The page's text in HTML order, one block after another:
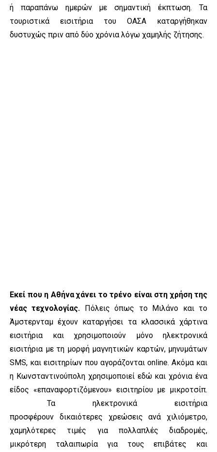
ή παραπάνω ημερών με σημαντική έκπτωση. Τα
τουριστικά εισιτήρια του ΟΑΣΑ καταργήθηκαν
δυστυχώς πριν από δύο χρόνια λόγω χαμηλής ζήτησης.
Εκεί που η Αθήνα χάνει το τρένο είναι στη χρήση της
νέας τεχνολογίας. Πόλεις όπως το Μιλάνο και το
Άμστερνταμ έχουν καταργήσει τα κλασσικά χάρτινα
εισιτήρια και χρησιμοποιούν μόνο ηλεκτρονικά
εισιτήρια με τη μορφή μαγνητικών καρτών, μηνυμάτων
SMS, και εισιτηρίων που αγοράζονται online. Ακόμα και
η Κωνσταντινούπολη χρησιμοποιεί εδώ και χρόνια ένα
είδος «επαναφορτιζόμενου» εισιτηρίου με μικροτσίπ.
Τα ηλεκτρονικά εισιτήρια
προσφέρουν δικαιότερες χρεώσεις ανά χιλιόμετρο,
χαμηλότερες τιμές για πολλαπλές διαδρομές,
μικρότερη ταλαιπωρία για τους επιβάτες και